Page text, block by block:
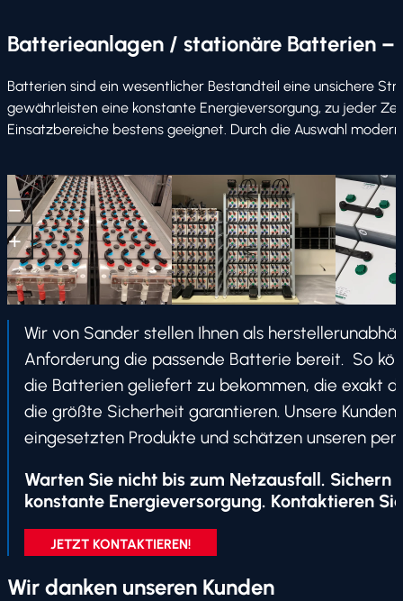
Batterieanlagen / stationäre Batterien
Batterien sind ein wesentlicher Bestandteil eine unsichere
gewährleisten eine konstante Energieversorgung, zu jeder
Einsatzbereiche bestens geeignet. Durch die Auswahl
Wir von Sander stellen Ihnen als
Anforderung die passende Batterie bereit. So
die Batterien geliefert zu bekommen, die exakt
die größte Sicherheit garantieren. Unsere
eingesetzten Produkte und schätzen unseren
Warten Sie nicht bis zum Netzausfall. Sichern
konstante Energieversorgung. Kontaktieren
JETZT KONTAKTIEREN!
Wir danken unseren Kunden